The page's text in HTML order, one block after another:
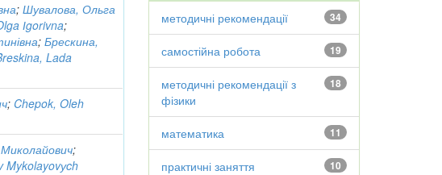
;Шувалова, Ольга
Іgorivna;
;Брескина,
Lada
; Chepok, Oleh
Миколайович;
Mykolayovуch
34
методичні рекомендації
19
самостійна робота
18
методичні рекомендації з
фізики
11
математика
10
практичні заняття